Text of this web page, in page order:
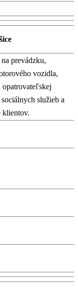
prevádzku,
vozidla,
opatrovateľskej
služieb a
klientov.